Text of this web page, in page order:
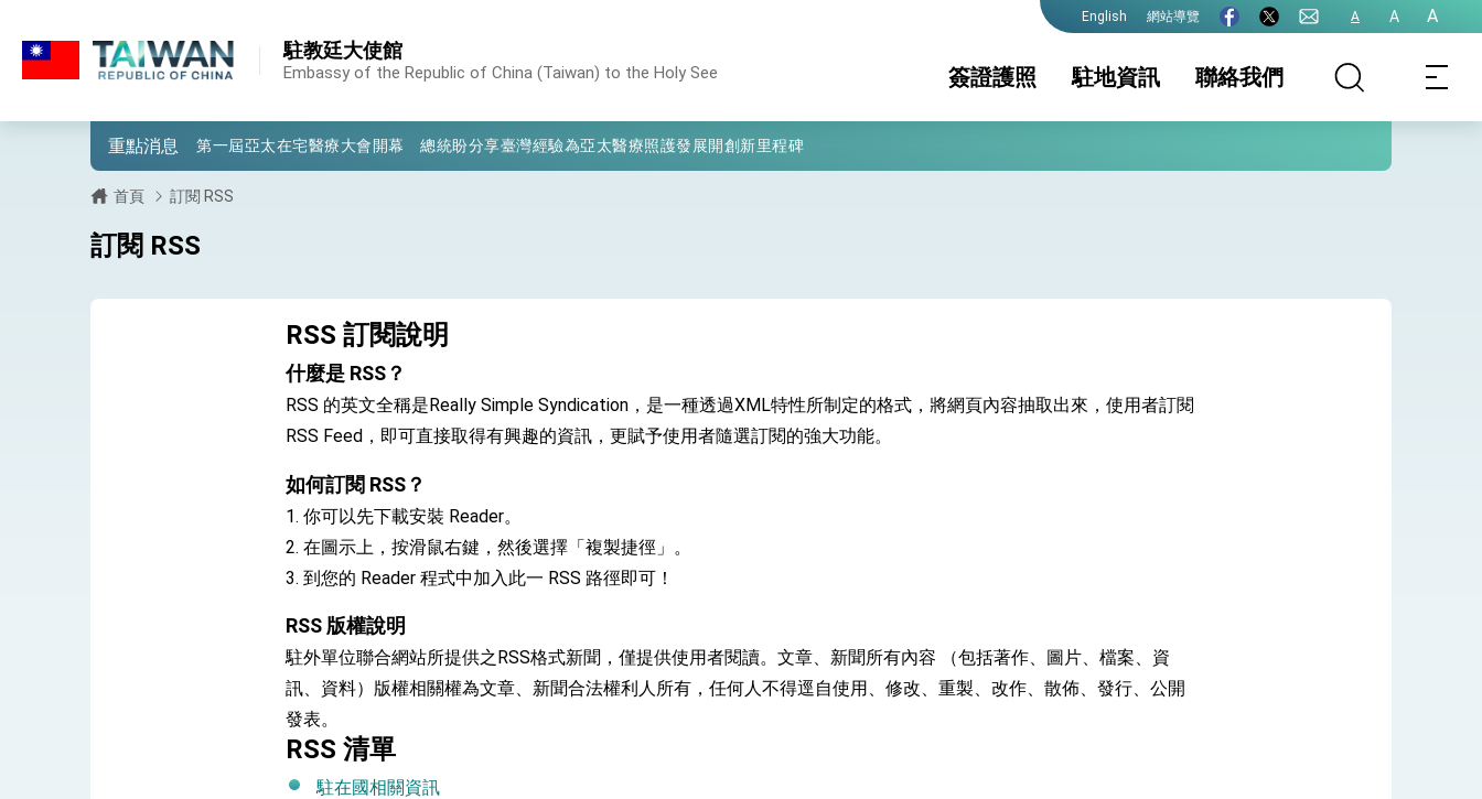
English 網站導覽 A A A
駐教廷大使館
Embassy of the Republic of China (Taiwan) to the Holy See 簽證護照
護照 簽證 文件證明
駐地資訊
簽證及入境須知 國家相關資訊
生活資訊
聯絡我們
重點消息
外交部重要言論
第一屆亞太在宅醫療大會開幕 總統盼分享臺灣經驗為亞太醫療照護發展開創新里程碑
外交部發布WHA文宣影片「台灣醫療點亮世界」及「台灣智慧醫療與健康產業展」預告短片，向世界展現台灣守護全球健康的創新能量
總統出訪史瓦帝尼返國談話 強調臺灣人有權利走向世界 盼與理念相近國家共同維護國際秩序
總統與五院院長新春茶敘 盼化分歧為團結、為國家邁出合作第一步
總統農曆春節談話
台美貿易協議完成簽署達成6大目標、創5大歷史性突破 總統強調將以3大面向加速臺灣經濟轉型升級 籲請立院全力支持並盡速通過
總統接受「法新社」（AFP）專訪內容
外交部長林佳龍於《外交事務》撰文指出：自由世界 需要台灣，團結合作方能守護繁榮
總統主持「台美經濟繁榮夥伴對話」記者會 說明臺美合作三大戰略方向 盼與民主夥伴共同引領 下一個世代的繁榮
副總統接見美參議員蓋耶哥 強調美國是臺灣重要合作夥伴
外交部長林佳龍午宴歡迎美國聯邦參議員蓋耶哥訪問團
首頁 訂閱 RSS
訂閱 RSS
RSS 訂閱說明
什麼是 RSS？
RSS 的英文全稱是Really Simple Syndication，是一種透過XML特性所制定的格式，將網頁內容抽取出來，使用者訂閱
RSS Feed，即可直接取得有興趣的資訊，更賦予使用者隨選訂閱的強大功能。
如何訂閱 RSS？
1. 你可以先下載安裝 Reader。
2. 在圖示上，按滑鼠右鍵，然後選擇「複製捷徑」。
3. 到您的 Reader 程式中加入此一 RSS 路徑即可！
RSS 版權說明
駐外單位聯合網站所提供之RSS格式新聞，僅提供使用者閱讀。文章、新聞所有內容 （包括著作、圖片、檔案、資
訊、資料）版權相關權為文章、新聞合法權利人所有，任何人不得逕自使用、修改、重製、改作、散佈、發行、公開
發表。
RSS 清單
駐在國相關資訊